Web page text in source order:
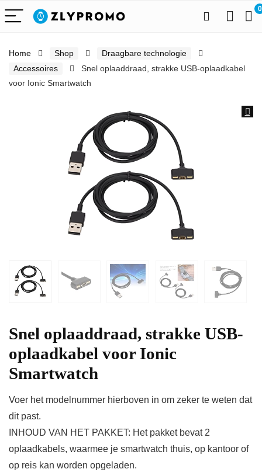
0
Home Shop
Draagbare technologie
Accessoires
Snel oplaaddraad, strakke USB-oplaadkabel
voor Ionic Smartwatch
Snel oplaaddraad, strakke USB-
oplaadkabel voor Ionic
Smartwatch
Voer het modelnummer hierboven in om zeker te weten dat
dit past.
INHOUD VAN HET PAKKET: Het pakket bevat 2
oplaadkabels, waarmee je smartwatch thuis, op kantoor of
op reis kan worden opgeladen.